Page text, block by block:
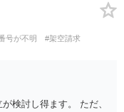
号が不明 #架空請求
検討し得ます。 ただ、